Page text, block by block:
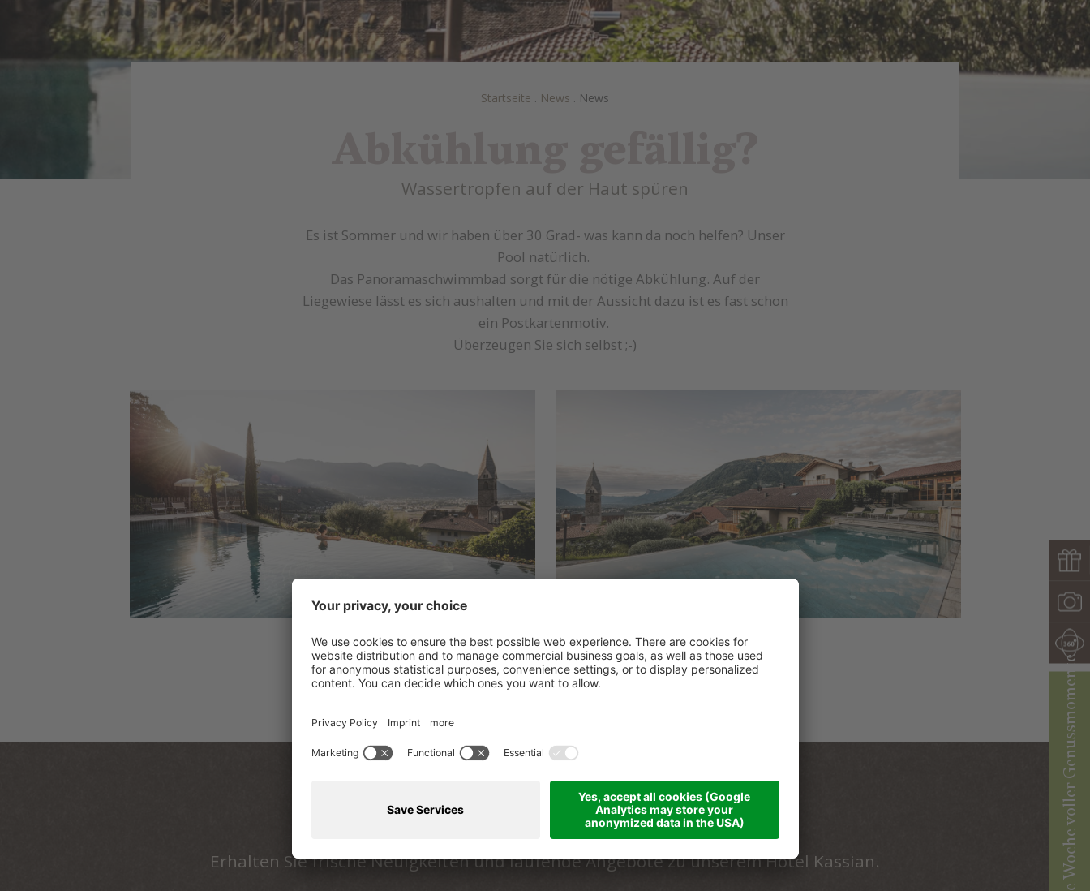
Eine Woche voller Genussmomente
Startseite . News . News
Wassertropfen auf der Haut spüren
Es ist Sommer und wir haben über 30 Grad- was kann da noch helfen? Unser
Pool natürlich.
Das Panoramaschwimmbad sorgt für die nötige Abkühlung. Auf der
Liegewiese lässt es sich aushalten und mit der Aussicht dazu ist es fast schon
ein Postkartenmotiv.
Überzeugen Sie sich selbst ;-)
Zurück zur Liste
Alles aktuell
Erhalten Sie frische Neuigkeiten und laufende Angebote zu unserem Hotel Kassian.